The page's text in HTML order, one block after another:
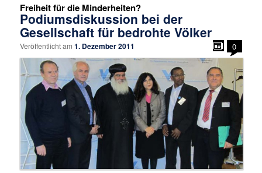
Freiheit für die Minderheiten?
Podiumsdiskussion bei der
Gesellschaft für bedrohte Völker
Veröffentlicht am1. Dezember 2011 0